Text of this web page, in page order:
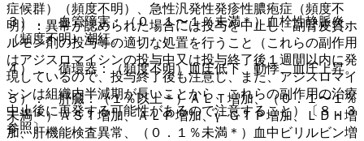
３）． 血管障害：（０．１〜１％未満＊）血栓性静脈炎、
（頻度不明）潮紅。
４）． 循環器：（頻度不明）血圧低下、動悸、血圧上昇。
５）． 肝臓：（１％以上＊）ＡＬＴ増加、（０．１〜１％
未満＊）ＡＳＴ増加、ＡＬＰ増加、γ−ＧＴＰ増加、ＬＤＨ増
加、肝機能検査異常、（０．１％未満＊）血中ビリルビン増
症候群）（頻度不明）、急性汎発性発疹性膿疱症（頻度不
明）：異常が認められた場合には投与を中止し、副腎皮質ホ
ルモン剤の投与等の適切な処置を行うこと（これらの副作用
はアジスロマイシンの投与中又は投与終了後１週間以内に発
現しているので、投与終了後も注意し、また、アジスロマイ
シンは組織内半減期が長いことから、これらの副作用の治療
中止後に再発する可能性があるので注意すること）〔８．３
参照〕。